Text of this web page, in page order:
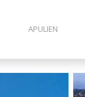
APULIEN